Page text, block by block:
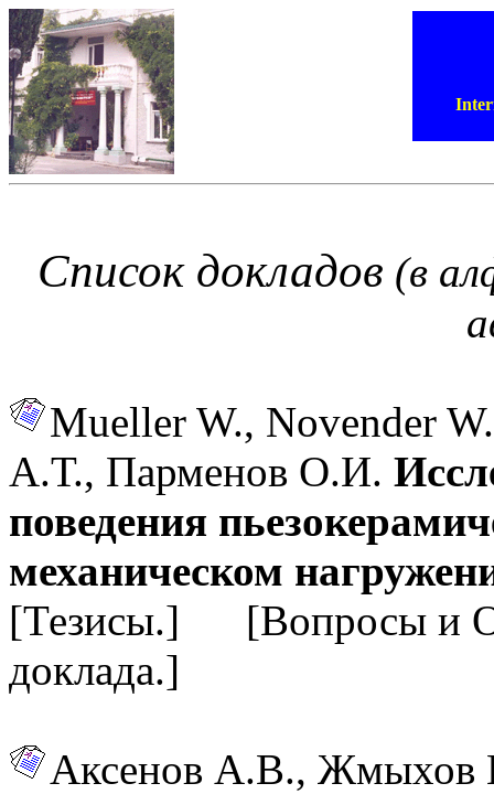
Список докладов (в
Mueller W., Novender
А.Т., Парменов О.И.
поведения
механическом
[Тезисы.] [Вопросы и
доклада.]
Аксенов А.В.,